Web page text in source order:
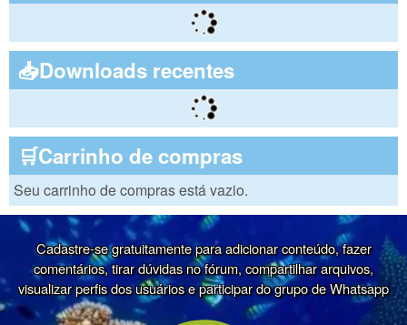
📥Downloads recentes
🛒Carrinho de compras
Seu carrinho de compras está vazio.
Cadastre-se gratuitamente para adicionar conteúdo, fazer
comentários, tirar dúvidas no fórum, compartilhar arquivos,
visualizar perfis dos usuários e participar do grupo de Whatsapp